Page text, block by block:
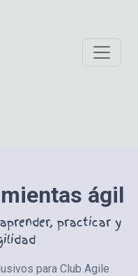
ágil
practicar y
para Club Agile